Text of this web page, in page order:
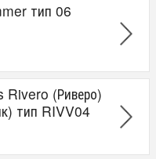
тип 06
Rivero (Риверо)
тип RIVV04